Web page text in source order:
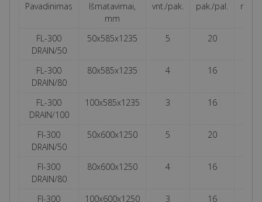
Pavadinimas
Išmatavimai,
mm
vnt./pak. pak./pal. m
FL-300
DRAIN/50
50x585x1235 5 20
FL-300
DRAIN/80
80x585x1235 4 16
FL-300
DRAIN/100
100x585x1235 3 16
FI-300
DRAIN/50
50x600x1250 5 20
FI-300
DRAIN/80
80x600x1250 4 16
FI-300
100x600x1250 3 16